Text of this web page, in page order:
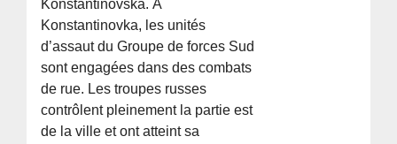
Konstantinovska. À
Konstantinovka, les unités
d’assaut du Groupe de forces Sud
sont engagées dans des combats
de rue. Les troupes russes
contrôlent pleinement la partie est
de la ville et ont atteint sa